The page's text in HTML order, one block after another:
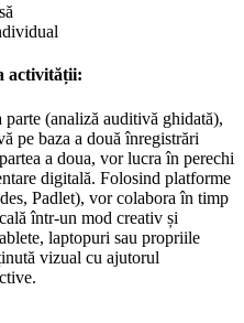
activității:
(analiză auditivă ghidată),
pe baza a două înregistrări
a doua, vor lucra în perechi
digitală. Folosind platforme
Padlet), vor colabora în timp
într-un mod creativ și
laptopuri sau propriile
vizual cu ajutorul